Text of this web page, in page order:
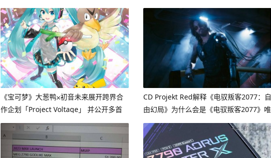
《宝可梦》大葱鸭⨉初音未来展开跨界合
作企划「Project Voltage」 并公开多首
原创歌曲
CD Projekt Red解释《电驭叛客2077：自
由幻局》为什么会是《电驭叛客2077》唯
一的DLC